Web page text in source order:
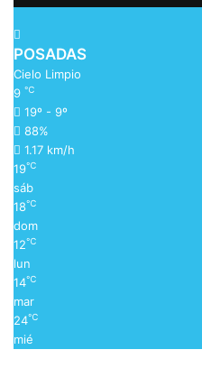
POSADAS
Cielo Limpio
9 ℃
19º - 9º
88%
1.17 km/h
19℃
sáb
18℃
dom
12℃
lun
14℃
mar
24℃
mié